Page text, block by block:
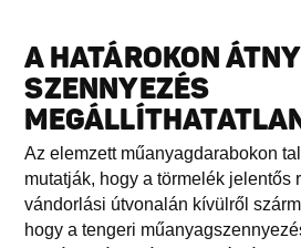
A HATÁROKON
SZENNYEZÉS
Az elemzett műanyagdarabokon
mutatják, hogy a törmelék jelentős
vándorlási útvonalán kívülről
hogy a tengeri